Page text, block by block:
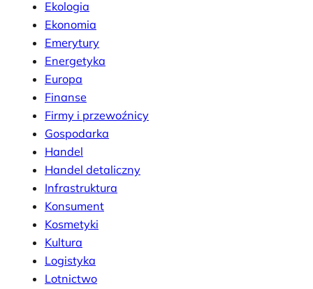
Ekologia
Ekonomia
Emerytury
Energetyka
Europa
Finanse
Firmy i przewoźnicy
Gospodarka
Handel
Handel detaliczny
Infrastruktura
Konsument
Kosmetyki
Kultura
Logistyka
Lotnictwo